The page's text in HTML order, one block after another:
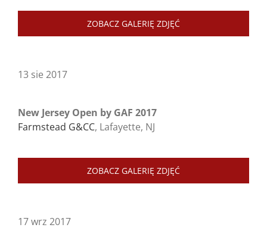
ZOBACZ GALERIĘ ZDJĘĆ
13 sie 2017
New Jersey Open by GAF 2017
Farmstead G&CC, Lafayette, NJ
ZOBACZ GALERIĘ ZDJĘĆ
17 wrz 2017